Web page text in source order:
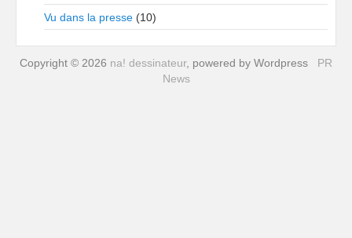
Vu dans la presse (10)
Copyright © 2026 na! dessinateur, powered by Wordpress PR
News